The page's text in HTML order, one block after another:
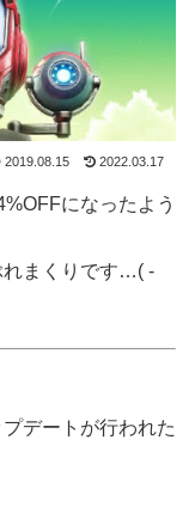
2019.08.15 2022.03.17
になったよう
れまくりです…( -
デートが行われた